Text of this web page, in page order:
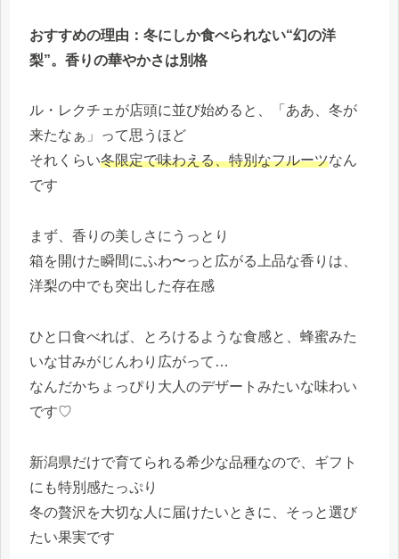
おすすめの理由：冬にしか食べられない“幻の洋
梨”。香りの華やかさは別格
ル・レクチェが店頭に並び始めると、「ああ、冬が
来たなぁ」って思うほど
それくらい冬限定で味わえる、特別なフルーツなん
です
まず、香りの美しさにうっとり
箱を開けた瞬間にふわ〜っと広がる上品な香りは、
洋梨の中でも突出した存在感
ひと口食べれば、とろけるような食感と、蜂蜜みた
いな甘みがじんわり広がって…
なんだかちょっぴり大人のデザートみたいな味わい
です♡
新潟県だけで育てられる希少な品種なので、ギフト
にも特別感たっぷり
冬の贅沢を大切な人に届けたいときに、そっと選び
たい果実です